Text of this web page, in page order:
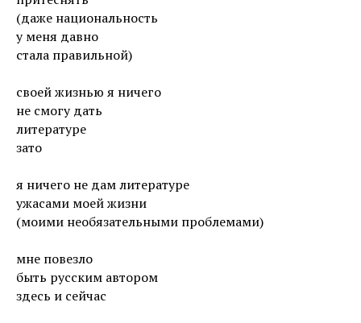
(даже национальность
у меня давно
стала правильной)
своей жизнью я ничего
не смогу дать
литературе
зато
я ничего не дам литературе
ужасами моей жизни
(моими необязательными проблемами)
мне повезло
быть русским автором
здесь и сейчас